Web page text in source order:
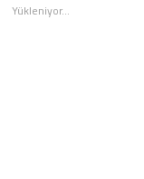
Yükleniyor...